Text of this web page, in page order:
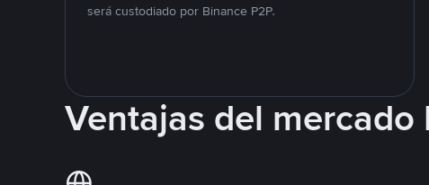
será custodiado por Binance P2P.
Ventajas del mercado